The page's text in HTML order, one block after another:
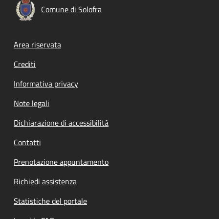
Comune di Solofra
Footer menu
Area riservata
Crediti
Informativa privacy
Note legali
Dichiarazione di accessibilità
Contatti
Prenotazione appuntamento
Richiedi assistenza
Statistiche del portale